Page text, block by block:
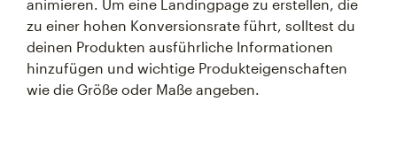
animieren. Um eine Landingpage zu erstellen, die
zu einer hohen Konversionsrate führt, solltest du
deinen Produkten ausführliche Informationen
hinzufügen und wichtige Produkteigenschaften
wie die Größe oder Maße angeben.